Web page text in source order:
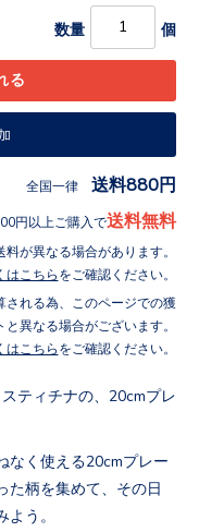
数量 個
全国一律 送料880円
円以上ご購入で送料無料
料が異なる場合があります。
はこちら をご確認ください。
される為、このページでの獲
と異なる場合がございます。
はこちら をご確認ください。
ティチナの、20cmプレ
なく使える20cmプレー
た柄を集めて、その日
う。